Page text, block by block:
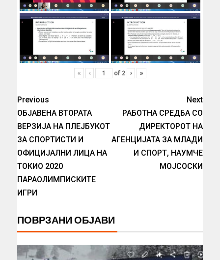
008 007
« ‹ of 2 › »
Previous
ОБЈАВЕНА ВТОРАТА
ВЕРЗИЈА НА ПЛЕЈБУКОТ
ЗА СПОРТИСТИ И
ОФИЦИЈАЛНИ ЛИЦА НА
ТОКИО 2020
ПАРАОЛИМПИСКИТЕ
ИГРИ
Next
РАБОТНА СРЕДБА СО
ДИРЕКТОРОТ НА
АГЕНЦИЈАТА ЗА МЛАДИ
И СПОРТ, НАУМЧЕ
МОЈСОСКИ
ПОВРЗАНИ ОБЈАВИ